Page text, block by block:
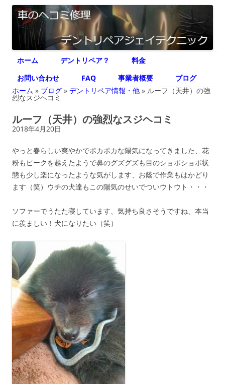
デントリペア ジェイテクニック
車のヘコミ修理専門 神奈川県横浜市 デントリペア ジェイテクニック
ン
ツ
へ
ス
プ
ホーム デントリペア？
料金
お問い合わせ
FAQ 事業者概要
ブログ
ホーム » ブログ » デントリペア情報・他 » ルーフ（天井）の強
烈なスジヘコミ
ルーフ（天井）の強烈なスジヘコミ
2018年4月20日
やっと春らしい爽やかでポカポカな陽気になってきました、花
粉もピークを越えたようで鼻のグズグズも目のショボショボ状
態も少し楽になったような気がします、お蔭で作業もはかどり
ます（笑）ウチの犬達もこの陽気のせいでついウトウト・・・
ソファーでうたた寝しています、気持ち良さそうですね、本当
に羨ましい！犬になりたい（笑）